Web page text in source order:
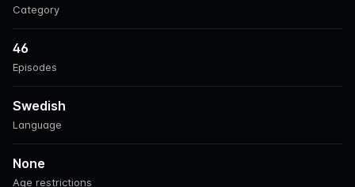
Category
Episodes
46
Language
Swedish
Age restrictions
None